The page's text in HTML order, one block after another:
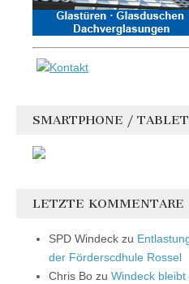
SMARTPHONE /
LETZTE KOMMENTARE
SPD Windeck zu
der Förderscdhule Rossel
Chris Bo zu Windeck